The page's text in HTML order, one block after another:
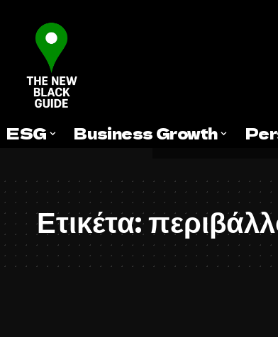
ESG Business Growth
Ετικέτα: